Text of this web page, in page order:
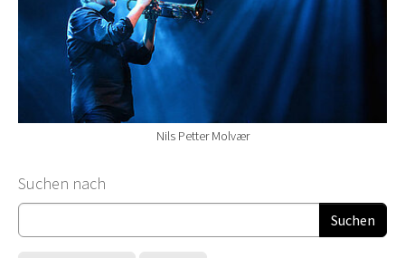
Nils Petter Molvær
Suchformular
Suchen nach